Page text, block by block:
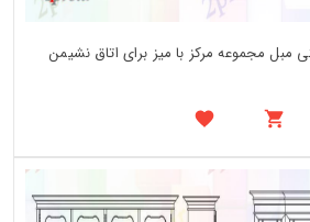
مبل مجموعه مرکز با میز برای اتاق نشیمن